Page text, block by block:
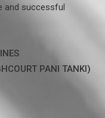
and successful
PANI TANKI)